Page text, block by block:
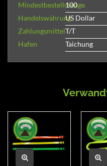
Mindestbestellmenge
100
HandelswährungUS Dollar
ZahlungsmittelT/T
Hafen
Taichung